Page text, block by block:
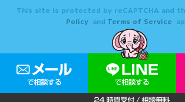
This site is protected by reCAPTCHA and
Policy and Terms of Service